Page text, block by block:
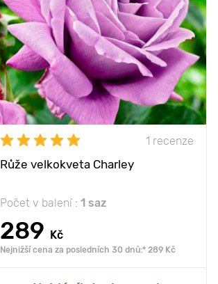
1 recenze
Růže velkokveta Charley
Počet v balení : 1 saz
289 Kč
Nejnižší cena za posledních 30 dnů:* 289 Kč
Výška rostliny 80 - 100 cm
Vzdálenost mezi
rostlinami
50 - 100 cm
Poloha slunce
Mrazuvzdornost mrazuvzdorný